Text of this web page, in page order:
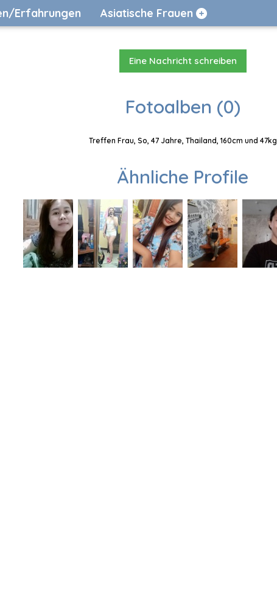
Erfahrungen Asiatische Frauen
Eine Nachricht schreiben
Fotoalben (0)
Treffen Frau, So, 47 Jahre, Thailand, 160cm und 47kg
Ähnliche Profile